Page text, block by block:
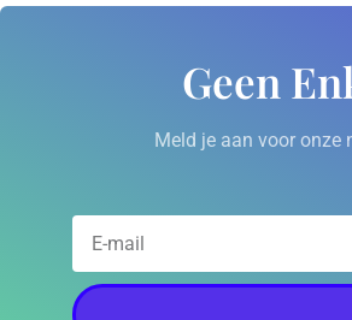
Geen
Meld je aan voor onze